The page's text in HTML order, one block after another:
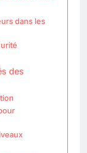
dans les
des